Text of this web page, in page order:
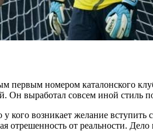
первым номером каталонского
Он выработал совсем иной стиль
у кого возникает желание
отрешенность от реальности.